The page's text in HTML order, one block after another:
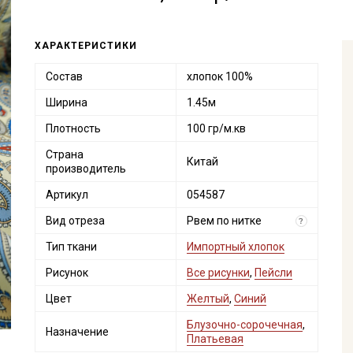
ХАРАКТЕРИСТИКИ
Состав хлопок 100%
Ширина 1.45м
Плотность 100 гр/м.кв
Страна
производитель
Китай
Артикул 054587
Вид отреза Рвем по нитке ?
Тип ткани Импортный хлопок
Рисунок Все рисунки, Пейсли
Цвет Желтый, Синий
Назначение
Блузочно-сорочечная,
Платьевая